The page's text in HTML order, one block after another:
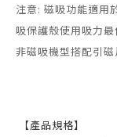
注意: 磁吸功能適用
吸保護殼使用吸力最
非磁吸機型搭配引磁
【產品規格】